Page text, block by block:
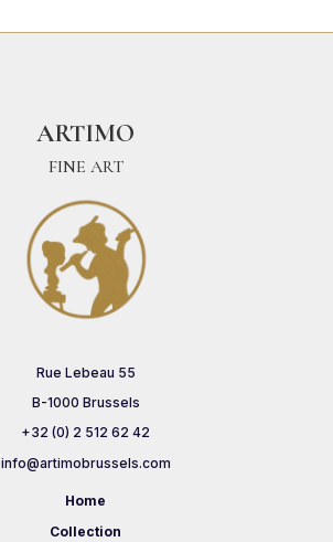
ARTIMO
FINE ART
Rue Lebeau 55
B-1000 Brussels
+32 (0) 2 512 62 42
info@artimobrussels.com
Home
Collection